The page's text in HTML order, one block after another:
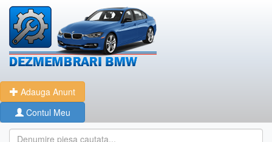
Adauga Anunt
Contul Meu